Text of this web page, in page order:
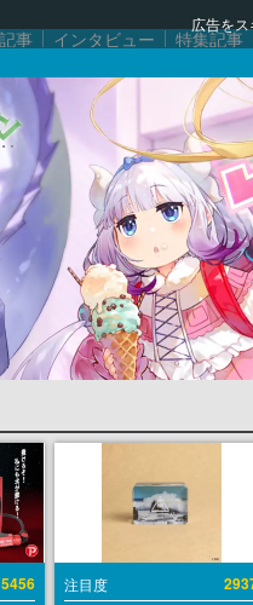
広告を
事 インタビュー 特集記事
5456 注目度